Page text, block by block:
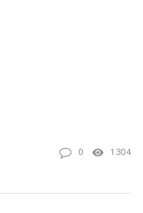
0 1304